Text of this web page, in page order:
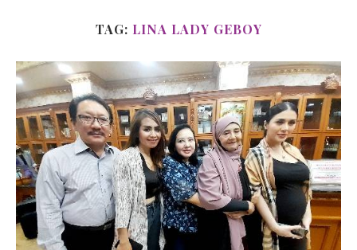
TAG: LINA LADY GEBOY